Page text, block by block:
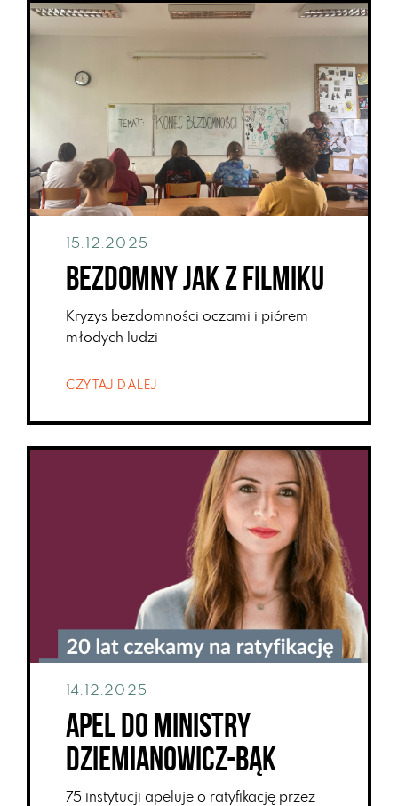
15.12.2025
Bezdomny jak z filmiku
Kryzys bezdomności oczami i piórem
młodych ludzi
CZYTAJ DALEJ
14.12.2025
Apel do Ministry
Dziemianowicz-Bąk
75 instytucji apeluje o ratyfikację przez